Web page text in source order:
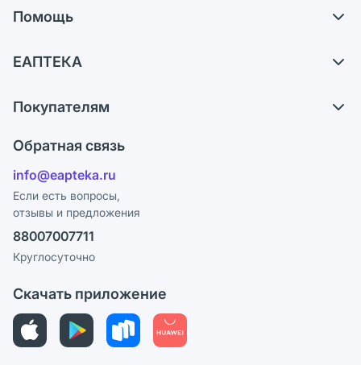
Помощь
Самовывоз из аптек
Ответы на вопросы
Блог
ЕАПТЕКА
Карьера
Поставщики
Лицензия
Реклама на сайте
Ваши товары на ЕАПТЕКЕ
Покупателям
Программа СберСпасибо
Политика конфиденциальности
Пользовательское соглашение
Политика рекомендаций
Этика и соответствие
Политика в отношении обработки персональных данных
Обратная связь
info@eapteka.ru
Если есть вопросы,
отзывы и предложения
88007007711
Круглосуточно
Скачать приложение